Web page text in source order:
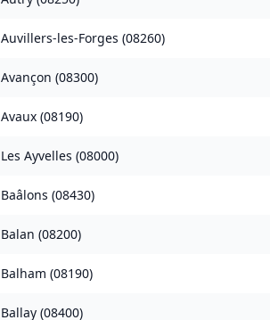
Auvillers-les-Forges (08260)
Avançon (08300)
Avaux (08190)
Les Ayvelles (08000)
Baâlons (08430)
Balan (08200)
Balham (08190)
Ballay (08400)